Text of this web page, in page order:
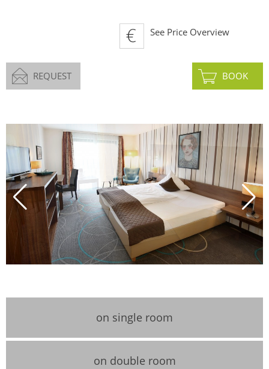
See Price Overview
REQUEST BOOK
on single room
on double room